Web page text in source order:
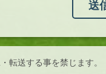
送する事を禁じます。